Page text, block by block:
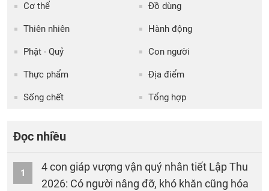
Cơ thể Đồ dùng
Thiên nhiên Hành động
Phật - Quỷ Con người
Thực phẩm Địa điểm
Sống chết Tổng hợp
Đọc nhiều
1
4 con giáp vượng vận quý nhân tiết Lập Thu
2026: Có người nâng đỡ, khó khăn cũng hóa